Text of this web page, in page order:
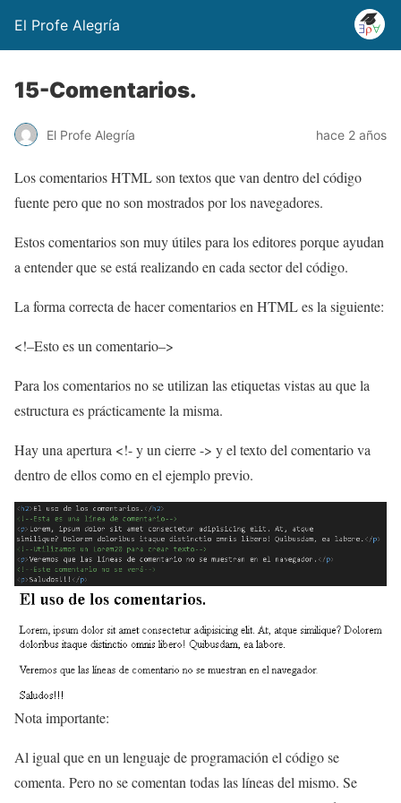
El Profe Alegría
15-Comentarios.
El Profe Alegría hace 2 años
Los comentarios HTML son textos que van dentro del código
fuente pero que no son mostrados por los navegadores.
Estos comentarios son muy útiles para los editores porque ayudan
a entender que se está realizando en cada sector del código.
La forma correcta de hacer comentarios en HTML es la siguiente:
<!–Esto es un comentario–>
Para los comentarios no se utilizan las etiquetas vistas au que la
estructura es prácticamente la misma.
Hay una apertura <!- y un cierre -> y el texto del comentario va
dentro de ellos como en el ejemplo previo.
Nota importante:
Al igual que en un lenguaje de programación el código se
comenta. Pero no se comentan todas las líneas del mismo. Se